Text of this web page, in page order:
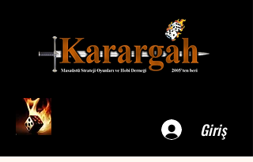
Giriş